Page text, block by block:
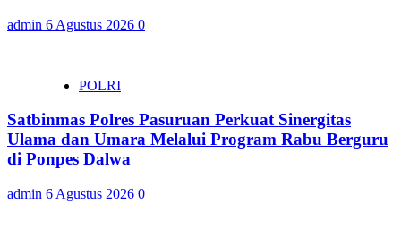
admin 6 Agustus 2026 0
POLRI
Satbinmas Polres Pasuruan Perkuat Sinergitas
Ulama dan Umara Melalui Program Rabu Berguru
di Ponpes Dalwa
admin 6 Agustus 2026 0